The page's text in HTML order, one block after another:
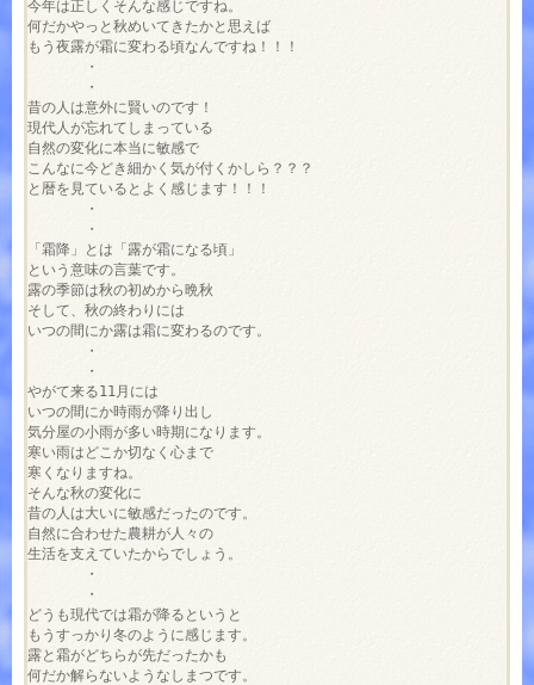
今年は正しくそんな感じですね。
何だかやっと秋めいてきたかと思えば
もう夜露が霜に変わる頃なんですね！！！
・
・
昔の人は意外に賢いのです！
現代人が忘れてしまっている
自然の変化に本当に敏感で
こんなに今どき細かく気が付くかしら？？？
と暦を見ているとよく感じます！！！
・
・
「霜降」とは「露が霜になる頃」
という意味の言葉です。
露の季節は秋の初めから晩秋
そして、秋の終わりには
いつの間にか露は霜に変わるのです。
・
・
やがて来る11月には
いつの間にか時雨が降り出し
気分屋の小雨が多い時期になります。
寒い雨はどこか切なく心まで
寒くなりますね。
そんな秋の変化に
昔の人は大いに敏感だったのです。
自然に合わせた農耕が人々の
生活を支えていたからでしょう。
・
・
どうも現代では霜が降るというと
もうすっかり冬のように感じます。
露と霜がどちらが先だったかも
何だか解らないようなしまつです。